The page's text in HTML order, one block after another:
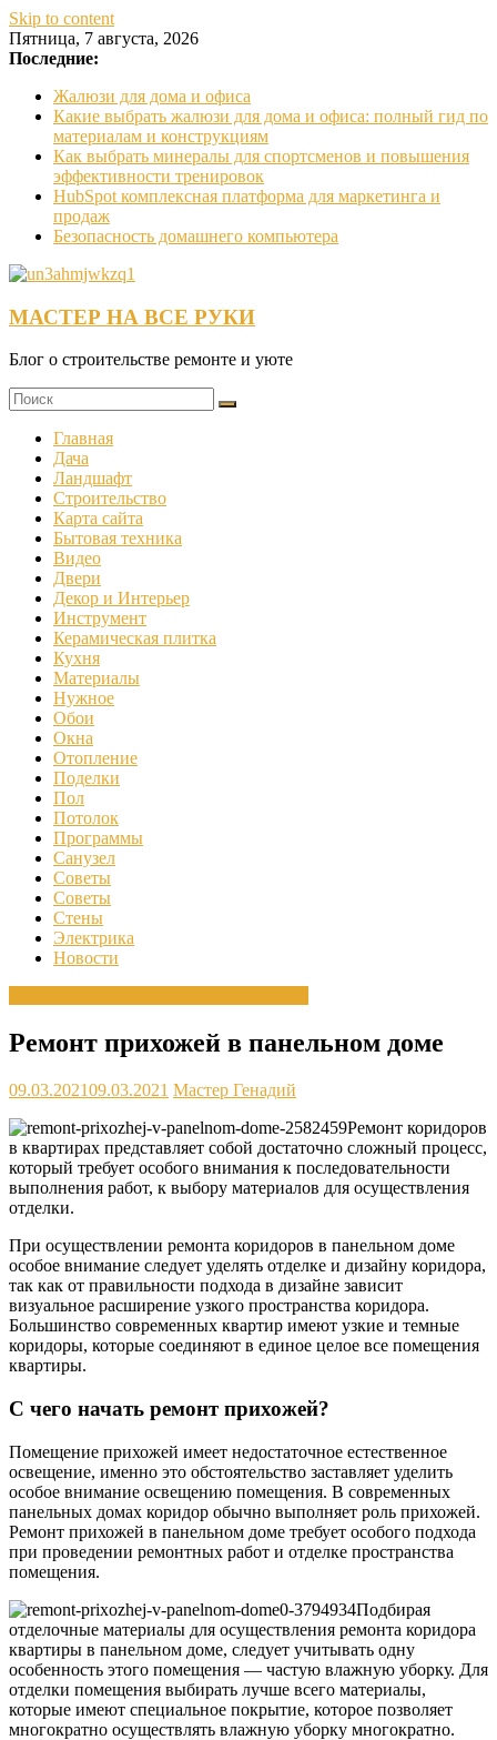
Skip to content
Пятница, 7 августа, 2026
Последние:
Жалюзи для дома и офиса
Какие выбрать жалюзи для дома и офиса: полный гид по
материалам и конструкциям
Как выбрать минералы для спортсменов и повышения
эффективности тренировок
HubSpot комплексная платформа для маркетинга и
продаж
Безопасность домашнего компьютера
МАСТЕР НА ВСЕ РУКИ
Блог о строительстве ремонте и уюте
Главная
Дача
Ландшафт
Строительство
Карта сайта
Бытовая техника
Видео
Двери
Декор и Интерьер
Инструмент
Керамическая плитка
Кухня
Материалы
Нужное
Обои
Окна
Отопление
Поделки
Пол
Потолок
Программы
Санузел
Советы
Советы
Стены
Электрика
Новости
Ремонт прихожей в панельном доме
09.03.202109.03.2021 Мастер Генадий
Ремонт коридоров
в квартирах представляет собой достаточно сложный процесс,
который требует особого внимания к последовательности
выполнения работ, к выбору материалов для осуществления
отделки.
При осуществлении ремонта коридоров в панельном доме
особое внимание следует уделять отделке и дизайну коридора,
так как от правильности подхода в дизайне зависит
визуальное расширение узкого пространства коридора.
Большинство современных квартир имеют узкие и темные
коридоры, которые соединяют в единое целое все помещения
квартиры.
С чего начать ремонт прихожей?
Помещение прихожей имеет недостаточное естественное
освещение, именно это обстоятельство заставляет уделить
особое внимание освещению помещения. В современных
панельных домах коридор обычно выполняет роль прихожей.
Ремонт прихожей в панельном доме требует особого подхода
при проведении ремонтных работ и отделке пространства
помещения.
Подбирая
отделочные материалы для осуществления ремонта коридора
квартиры в панельном доме, следует учитывать одну
особенность этого помещения — частую влажную уборку. Для
отделки помещения выбирать лучше всего материалы,
которые имеют специальное покрытие, которое позволяет
многократно осуществлять влажную уборку многократно.